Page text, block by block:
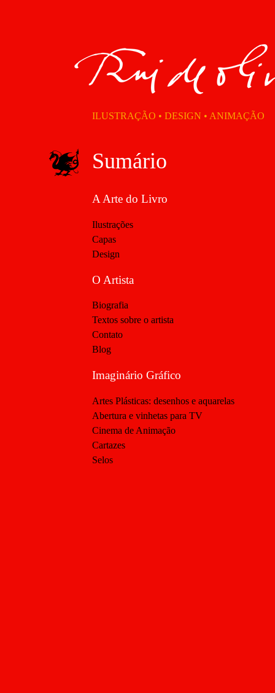
ILUSTRAÇÃO • DESIGN • ANIMAÇÃO
Sumário
A Arte do Livro
Ilustrações
Capas
Design
O Artista
Biografia
Textos sobre o artista
Contato
Blog
Imaginário Gráfico
Artes Plásticas: desenhos e aquarelas
Abertura e vinhetas para TV
Cinema de Animação
Cartazes
Selos